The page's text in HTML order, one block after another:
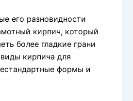
его разновидности
кирпич, который
более гладкие грани
кирпича для
формы и